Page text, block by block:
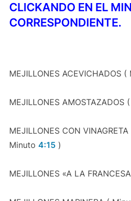
CLICKANDO EN EL
CORRESPONDIENTE.
MEJILLONES ACEVICHADOS (
MEJILLONES AMOSTAZADOS
MEJILLONES CON
Minuto 4:15)
MEJILLONES «A LA